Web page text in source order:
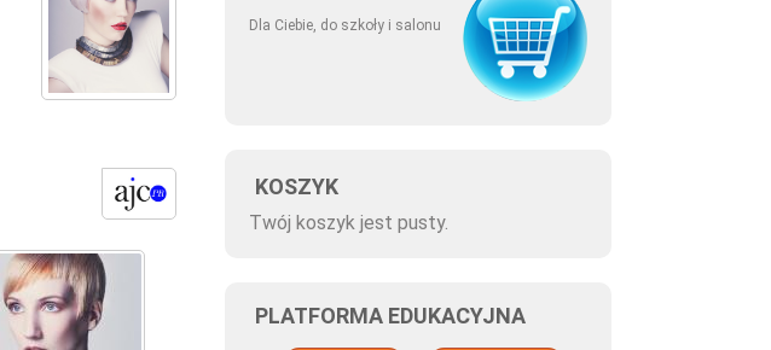
Dla Ciebie, do szkoły i salonu
KOSZYK
Twój koszyk jest pusty.
PLATFORMA EDUKACYJNA